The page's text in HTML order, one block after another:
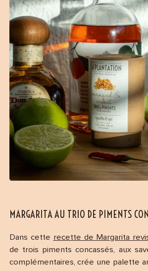
MARGARITA AU TRIO DE PIMENTS
Dans cette recette de Margarita
de trois piments concassés, aux
complémentaires, crée une palette